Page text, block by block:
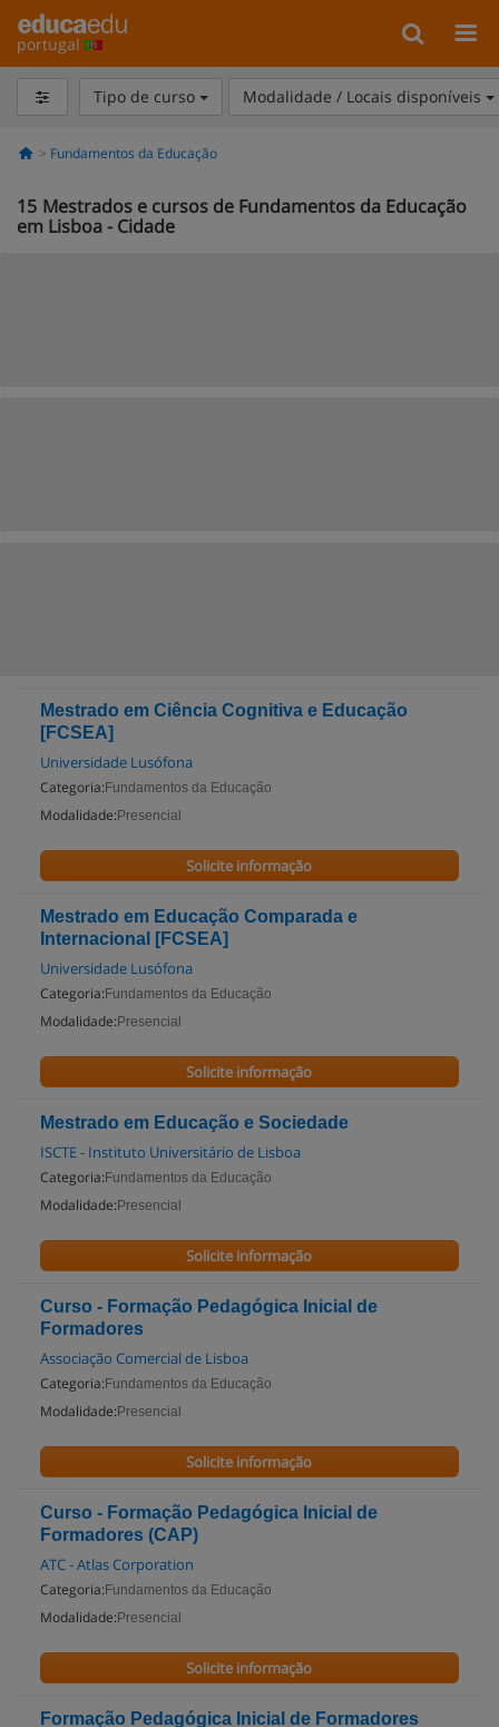
portugal
Tipo de curso Modalidade / Locais disponíveis
Fundamentos da Educação
15 Mestrados e cursos de Fundamentos da Educação
em Lisboa - Cidade
Mestrado em Ciência Cognitiva e Educação
[FCSEA]
Universidade Lusófona
Categoria: Fundamentos da Educação
Modalidade: Presencial
Solicite informação
Mestrado em Educação Comparada e
Internacional [FCSEA]
Universidade Lusófona
Categoria: Fundamentos da Educação
Modalidade: Presencial
Solicite informação
Mestrado em Educação e Sociedade
ISCTE - Instituto Universitário de Lisboa
Categoria: Fundamentos da Educação
Modalidade: Presencial
Solicite informação
Curso - Formação Pedagógica Inicial de
Formadores
Associação Comercial de Lisboa
Categoria: Fundamentos da Educação
Modalidade: Presencial
Solicite informação
Curso - Formação Pedagógica Inicial de
Formadores (CAP)
ATC - Atlas Corporation
Categoria: Fundamentos da Educação
Modalidade: Presencial
Solicite informação
Formação Pedagógica Inicial de Formadores